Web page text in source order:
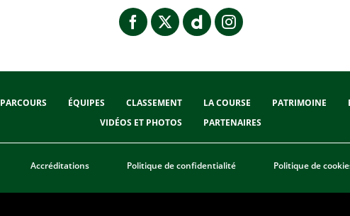
PARCOURS ÉQUIPES CLASSEMENT LA COURSE PATRIMOINE
VIDÉOS ET PHOTOS
PARTENAIRES
Accréditations Politique de confidentialité Politique de